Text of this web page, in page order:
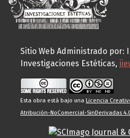
Sitio Web Administrado por:
Investigaciones Estéticas,
Esta obra está bajo una Licencia
Atribución-NoComercial-SinDerivadas